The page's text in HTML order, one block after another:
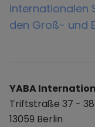
internationalen
den Groß- und
YABA
Triftstraße 37 - 38
13059 Berlin